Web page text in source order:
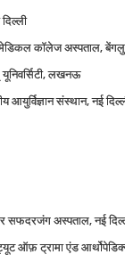
मेडिकल कॉलेज अस्पताल,
लखनऊ
संस्थान, नई
सफदरजंग अस्पताल, नई
ऑफ़ ट्रामा एंड